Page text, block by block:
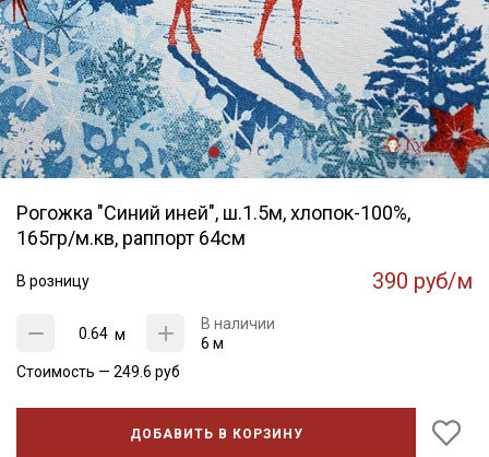
Рогожка "Синий иней", ш.1.5м, хлопок-100%,
165гр/м.кв, раппорт 64см
В розницу 390 руб/м
м
В наличии
6 м
Стоимость — 249.6 руб
ДОБАВИТЬ В КОРЗИНУ